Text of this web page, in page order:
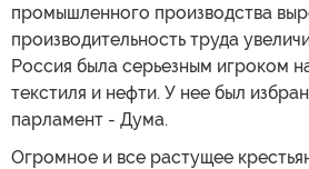
промышленного производства
производительность труда
Россия была серьезным игроком
текстиля и нефти. У нее был
парламент - Дума.
Огромное и все растущее